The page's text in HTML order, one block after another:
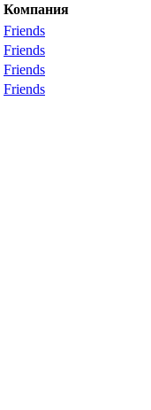
Компания
Friends
Friends
Friends
Friends